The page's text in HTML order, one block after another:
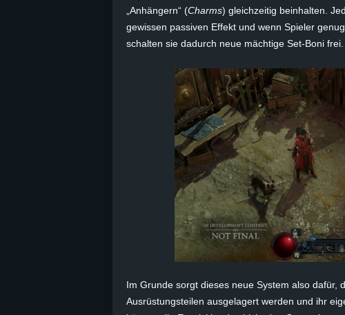
„Anhängern“ (Charms) gleichzeitig beinhalten.
gewissen passiven Effekt und wenn Spieler
schalten sie dadurch neue mächtige Set-Boni frei.
Im Grunde sorgt dieses neue System also dafür,
Ausrüstungsteilen ausgelagert werden und ihr